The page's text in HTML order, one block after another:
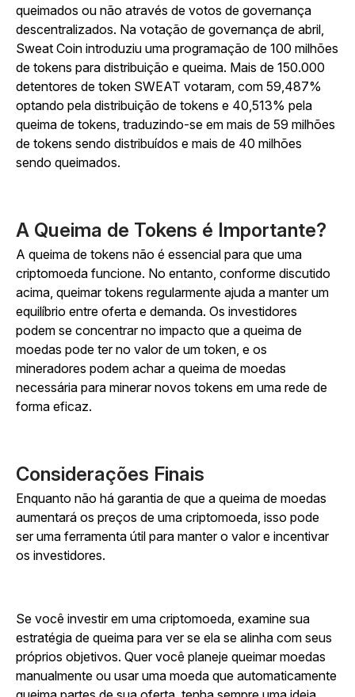
queimados ou não através de votos de governança
descentralizados. Na votação de governança de abril,
Sweat Coin introduziu uma programação de 100 milhões
de tokens para distribuição e queima. Mais de 150.000
detentores de token SWEAT votaram, com 59,487%
optando pela distribuição de tokens e 40,513% pela
queima de tokens, traduzindo-se em mais de 59 milhões
de tokens sendo distribuídos e mais de 40 milhões
sendo queimados.
A Queima de Tokens é Importante?
A queima de tokens não é essencial para que uma
criptomoeda funcione. No entanto, conforme discutido
acima, queimar tokens regularmente ajuda a manter um
equilíbrio entre oferta e demanda. Os investidores
podem se concentrar no impacto que a queima de
moedas pode ter no valor de um token, e os
mineradores podem achar a queima de moedas
necessária para minerar novos tokens em uma rede de
forma eficaz.
Considerações Finais
Enquanto não há garantia de que a queima de moedas
aumentará os preços de uma criptomoeda, isso pode
ser uma ferramenta útil para manter o valor e incentivar
os investidores.
Se você investir em uma criptomoeda, examine sua
estratégia de queima para ver se ela se alinha com seus
próprios objetivos. Quer você planeje queimar moedas
manualmente ou usar uma moeda que automaticamente